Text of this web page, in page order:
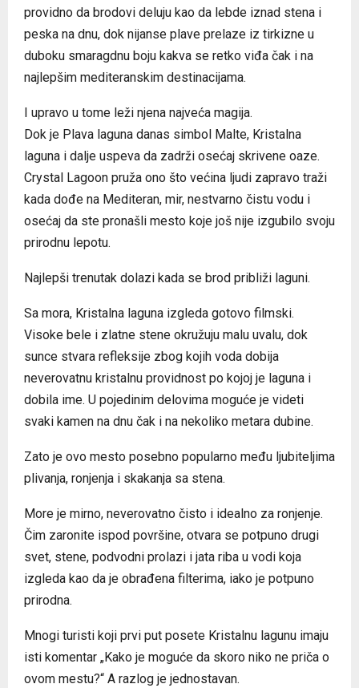
providno da brodovi deluju kao da lebde iznad stena i
peska na dnu, dok nijanse plave prelaze iz tirkizne u
duboku smaragdnu boju kakva se retko viđa čak i na
najlepšim mediteranskim destinacijama.
I upravo u tome leži njena najveća magija.
Dok je Plava laguna danas simbol Malte, Kristalna
laguna i dalje uspeva da zadrži osećaj skrivene oaze.
Crystal Lagoon pruža ono što većina ljudi zapravo traži
kada dođe na Mediteran, mir, nestvarno čistu vodu i
osećaj da ste pronašli mesto koje još nije izgubilo svoju
prirodnu lepotu.
Najlepši trenutak dolazi kada se brod približi laguni.
Sa mora, Kristalna laguna izgleda gotovo filmski.
Visoke bele i zlatne stene okružuju malu uvalu, dok
sunce stvara refleksije zbog kojih voda dobija
neverovatnu kristalnu providnost po kojoj je laguna i
dobila ime. U pojedinim delovima moguće je videti
svaki kamen na dnu čak i na nekoliko metara dubine.
Zato je ovo mesto posebno popularno među ljubiteljima
plivanja, ronjenja i skakanja sa stena.
More je mirno, neverovatno čisto i idealno za ronjenje.
Čim zaronite ispod površine, otvara se potpuno drugi
svet, stene, podvodni prolazi i jata riba u vodi koja
izgleda kao da je obrađena filterima, iako je potpuno
prirodna.
Mnogi turisti koji prvi put posete Kristalnu lagunu imaju
isti komentar „Kako je moguće da skoro niko ne priča o
ovom mestu?“ A razlog je jednostavan.